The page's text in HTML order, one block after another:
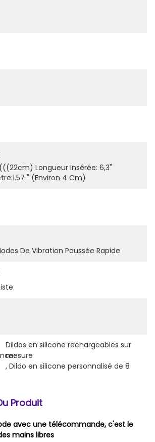
Longueur Insérée: 6,3"
" (environ 4 Cm)
De Vibration Poussée Rapide
Dildos en silicone rechargeables sur
mesure
, Dildo en silicone personnalisé de 8
Produit
avec une télécommande, c'est le
mains libres